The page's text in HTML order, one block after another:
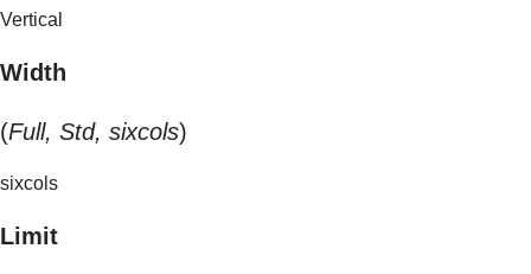
Vertical
Width
(Full, Std, sixcols)
sixcols
Limit